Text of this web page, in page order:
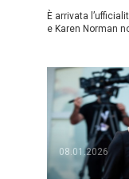
È arrivata
e Karen Norman
08.01.2026